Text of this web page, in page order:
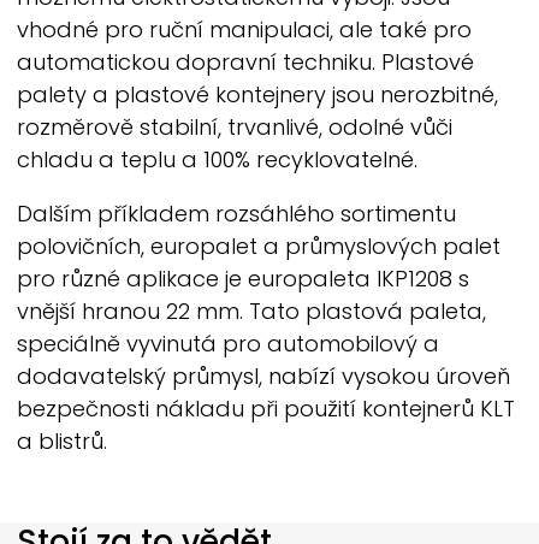
vhodné pro ruční manipulaci, ale také pro
automatickou dopravní techniku. Plastové
palety a plastové kontejnery jsou nerozbitné,
rozměrově stabilní, trvanlivé, odolné vůči
chladu a teplu a 100% recyklovatelné.
Dalším příkladem rozsáhlého sortimentu
polovičních, europalet a průmyslových palet
pro různé aplikace je europaleta IKP1208 s
vnější hranou 22 mm. Tato plastová paleta,
speciálně vyvinutá pro automobilový a
dodavatelský průmysl, nabízí vysokou úroveň
bezpečnosti nákladu při použití kontejnerů KLT
a blistrů.